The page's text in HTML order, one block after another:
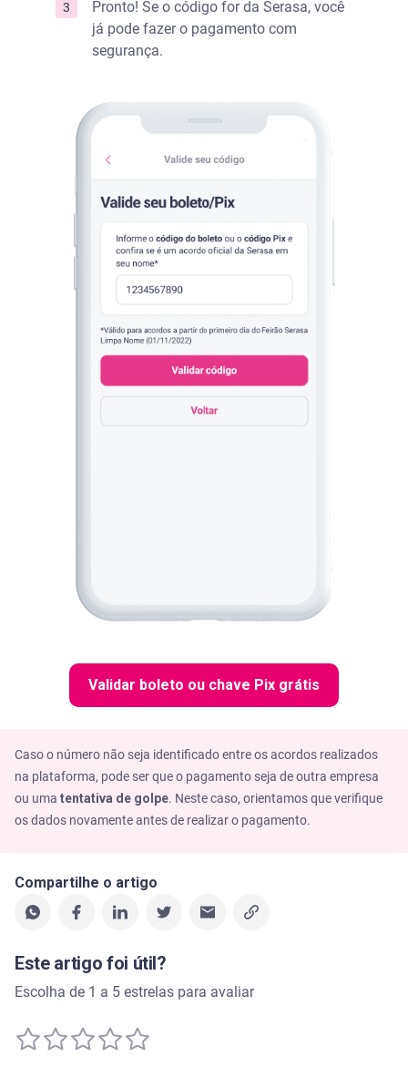
Pronto! Se o código for da Serasa, você
já pode fazer o pagamento com
segurança.
Validar boleto ou chave Pix grátis
Caso o número não seja identificado entre os acordos realizados
na plataforma, pode ser que o pagamento seja de outra empresa
ou uma tentativa de golpe. Neste caso, orientamos que verifique
os dados novamente antes de realizar o pagamento.
Compartilhe o artigo
Este artigo foi útil?
Escolha de 1 a 5 estrelas para avaliar